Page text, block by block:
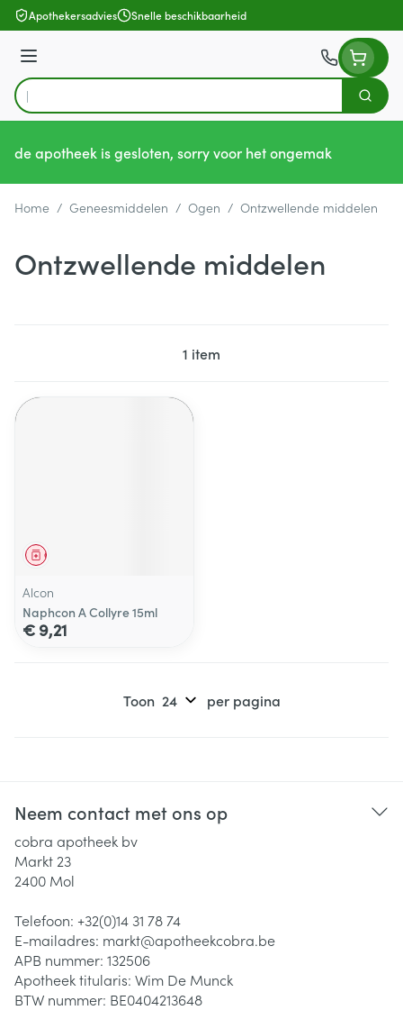
Ga naar de inhoud
Apothekersadvies Snelle beschikbaarheid
Menu
Product, merk, categorie...
Zoek
de apotheek is gesloten, sorry voor het ongemak
Home / Geneesmiddelen / Ogen / Ontzwellende middelen
Ontzwellende middelen
1 item
Geneesmiddel
Alcon
Naphcon A Collyre 15ml
€ 9,21
Toon per pagina
Neem contact met ons op
cobra apotheek bv
Markt 23
2400 Mol
Telefoon: +32(0)14 31 78 74
E-mailadres: markt@apotheekcobra.be
APB nummer: 132506
Apotheek titularis: Wim De Munck
BTW nummer: BE0404213648